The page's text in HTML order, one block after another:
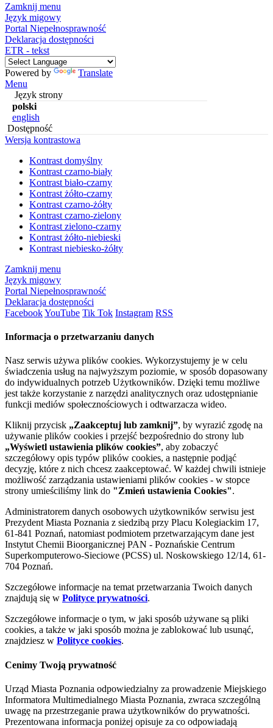
Zamknij menu
Język migowy
Portal Niepełnosprawność
Deklaracja dostępności
ETR - tekst
Powered by
Translate
Menu
Język strony
polski
english
Dostępność
Wersja kontrastowa
Kontrast domyślny
Kontrast czarno-biały
Kontrast biało-czarny
Kontrast żółto-czarny
Kontrast czarno-żółty
Kontrast czarno-zielony
Kontrast zielono-czarny
Kontrast żółto-niebieski
Kontrast niebiesko-żółty
Zamknij menu
Język migowy
Portal Niepełnosprawność
Deklaracja dostępności
FacebookYouTube Tik Tok Instagram RSS
Informacja o przetwarzaniu danych
Nasz serwis używa plików cookies. Wykorzystujemy je w celu
świadczenia usług na najwyższym poziomie, w sposób dopasowany
do indywidualnych potrzeb Użytkowników. Dzięki temu możliwe
jest także korzystanie z narzędzi analitycznych oraz udostępnianie
funkcji mediów społecznościowych i odtwarzacza wideo.
Kliknij przycisk „Zaakceptuj lub zamknij”, by wyrazić zgodę na
używanie plików cookies i przejść bezpośrednio do strony lub
„Wyświetl ustawienia plików cookies”, aby zobaczyć
szczegółowy opis typów plików cookies, a następnie podjąć
decyzję, które z nich chcesz zaakceptować. W każdej chwili istnieje
możliwość zarządzania ustawieniami plików cookies - w stopce
strony umieściliśmy link do "Zmień ustawienia Cookies".
Administratorem danych osobowych użytkowników serwisu jest
Prezydent Miasta Poznania z siedzibą przy Placu Kolegiackim 17,
61-841 Poznań, natomiast podmiotem przetwarzającym dane jest
Instytut Chemii Bioorganicznej PAN - Poznańskie Centrum
Superkomputerowo-Sieciowe (PCSS) ul. Noskowskiego 12/14, 61-
704 Poznań.
Szczegółowe informacje na temat przetwarzania Twoich danych
znajdują się w Polityce prywatności.
Szczegółowe informacje o tym, w jaki sposób używane są pliki
cookies, a także w jaki sposób można je zablokować lub usunąć,
znajdziesz w Polityce cookies.
Cenimy Twoją prywatność
Urząd Miasta Poznania odpowiedzialny za prowadzenie Miejskiego
Informatora Multimedialnego Miasta Poznania, zwraca szczególną
uwagę na przestrzeganie prawa użytkowników do prywatności.
Prezentowana informacja poniżej opisuje za co odpowiadają